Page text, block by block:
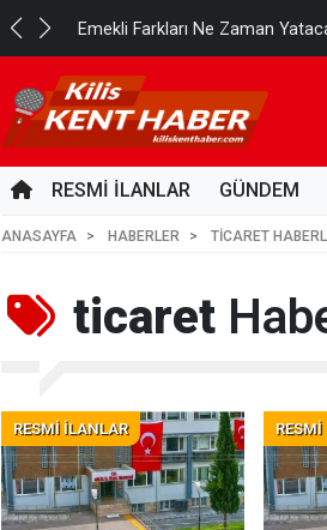
Emekli Farkları Ne Zaman
RESMİ İLANLAR GÜNDEM
ANASAYFA HABERLER TICARET
ticaret
RESMİ İLANLAR